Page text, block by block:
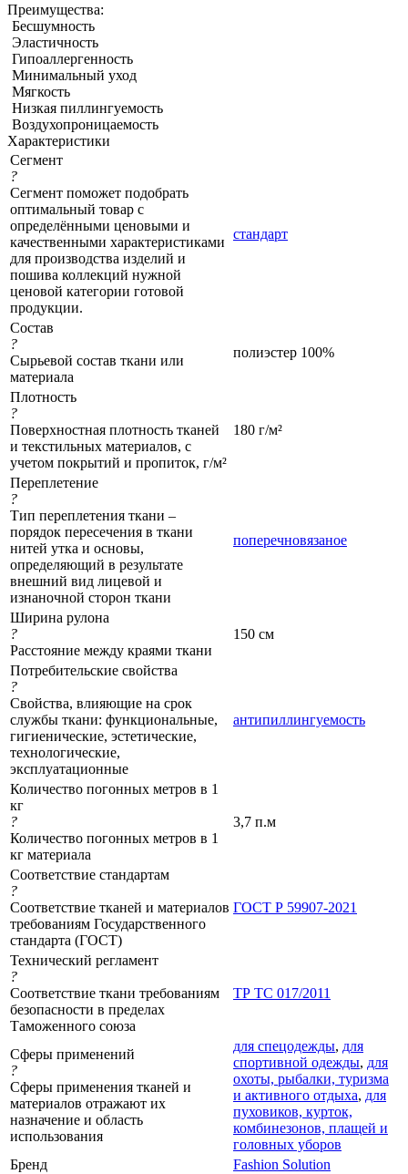
Преимущества:
Бесшумность
Эластичность
Гипоаллергенность
Минимальный уход
Мягкость
Низкая пиллингуемость
Воздухопроницаемость
Характеристики
Сегмент
?
Сегмент поможет подобрать
оптимальный товар с
определёнными ценовыми и
качественными характеристиками
для производства изделий и
пошива коллекций нужной
ценовой категории готовой
продукции.
стандарт
Состав
?
Сырьевой состав ткани или
материала
полиэстер 100%
Плотность
?
Поверхностная плотность тканей
и текстильных материалов, с
учетом покрытий и пропиток, г/м²
180 г/м²
Переплетение
?
Тип переплетения ткани –
порядок пересечения в ткани
нитей утка и основы,
определяющий в результате
внешний вид лицевой и
изнаночной сторон ткани
поперечновязаное
Ширина рулона
?
Расстояние между краями ткани
150 см
Потребительские свойства
?
Свойства, влияющие на срок
службы ткани: функциональные,
гигиенические, эстетические,
технологические,
эксплуатационные
антипиллингуемость
Количество погонных метров в 1
кг
?
Количество погонных метров в 1
кг материала
3,7 п.м
Соответствие стандартам
?
Соответствие тканей и материалов
требованиям Государственного
стандарта (ГОСТ)
ГОСТ Р 59907-2021
Технический регламент
?
Соответствие ткани требованиям
безопасности в пределах
Таможенного союза
ТР ТС 017/2011
Сферы применений
?
Сферы применения тканей и
материалов отражают их
назначение и область
использования
для спецодежды, для
спортивной одежды, для
охоты, рыбалки, туризма
и активного отдыха, для
пуховиков, курток,
комбинезонов, плащей и
головных уборов
Бренд
Fashion Solution